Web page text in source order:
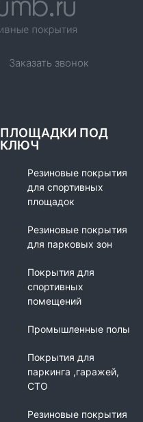
Заказать звонок
ПЛОЩАДКИ ПОД
КЛЮЧ
Резиновые покрытия
для спортивных
площадок
Резиновые покрытия
для парковых зон
Покрытия для
спортивных
помещений
Промышленные полы
Покрытия для
паркинга ,гаражей,
СТО
Резиновые покрытия